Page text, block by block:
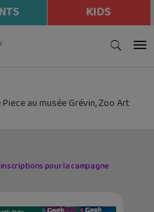
KIDS
au musée Grévin, Zoo Art
pour la campagne